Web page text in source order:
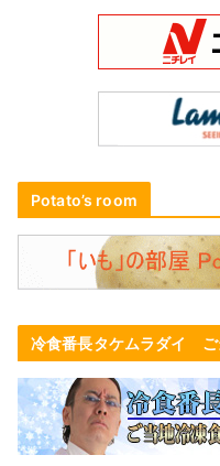
Potato’s room
冷食番長タケムラダイ